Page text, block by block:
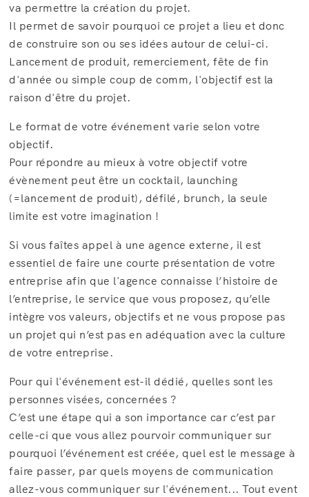
va permettre la création du projet.
Il permet de savoir pourquoi ce projet a lieu et donc
de construire son ou ses idées autour de celui-ci.
Lancement de produit, remerciement, fête de fin
d'année ou simple coup de comm, l'objectif est la
raison d'être du projet.
Le format de votre événement varie selon votre
objectif.
Pour répondre au mieux à votre objectif votre
évènement peut être un cocktail, launching
(=lancement de produit), défilé, brunch, la seule
limite est votre imagination !
Si vous faîtes appel à une agence externe, il est
essentiel de faire une courte présentation de votre
entreprise afin que l'agence connaisse l’histoire de
l’entreprise, le service que vous proposez, qu’elle
intègre vos valeurs, objectifs et ne vous propose pas
un projet qui n’est pas en adéquation avec la culture
de votre entreprise.
Pour qui l'événement est-il dédié, quelles sont les
personnes visées, concernées ?
C’est une étape qui a son importance car c’est par
celle-ci que vous allez pourvoir communiquer sur
pourquoi l’événement est créée, quel est le message à
faire passer, par quels moyens de communication
allez-vous communiquer sur l'événement... Tout event